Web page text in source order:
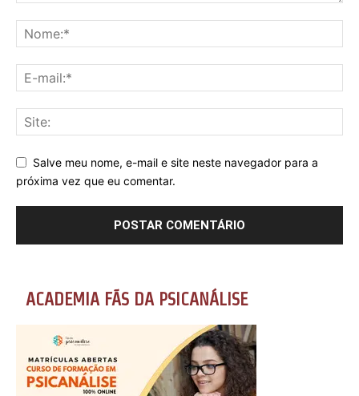
Salve meu nome, e-mail e site neste navegador para a
próxima vez que eu comentar.
ACADEMIA FÃS DA PSICANÁLISE